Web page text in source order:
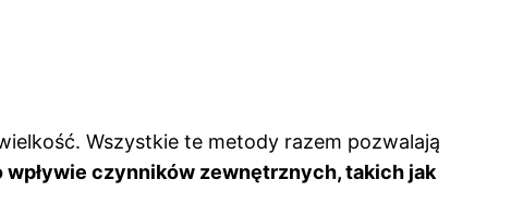
Wszystkie te metody razem pozwalają
wpływie czynników zewnętrznych, takich jak